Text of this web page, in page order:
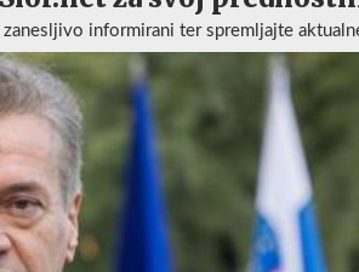
informirani ter spremljajte